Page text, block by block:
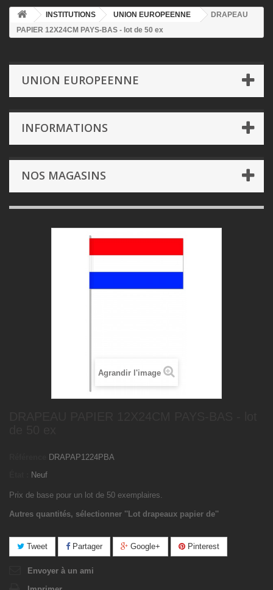
INSTITUTIONS UNION EUROPEENNE
DRAPEAU
PAPIER 12X24CM PAYS-BAS - lot de 50 ex
UNION EUROPEENNE
INFORMATIONS
NOS MAGASINS
Agrandir l'image
DRAPAP1224PBA
Neuf
Prix de base pour un lot de 50 exemplaires.
Autres quantités, sélectionner ''Lot drapeaux papier de''
Tweet Partager Google+ Pinterest
Envoyer à un ami